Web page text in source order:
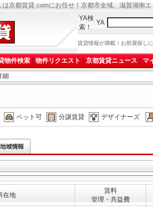
は京都賃貸.comにお任せ！京都市全域、滋賀湖南
YA検
索！
YA
賃貸情報が満載！お部屋探し
物件検索 物件リクエスト 京都賃貸ニュース マ
細
ペット可 分譲賃貸 デザイナーズ
在地
賃料
管理・共益費